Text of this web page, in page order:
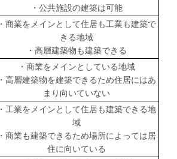
・公共施設の建築は可能
・商業をメインとして住居も工業も建築で
きる地域
・高層建築物も建築できる
・商業をメインとしている地域
・高層建築物を建築できるため住居にはあ
まり向いていない
・工業をメインとして住居も建築できる地
域
・商業も建築できるため場所によっては居
住に向いている